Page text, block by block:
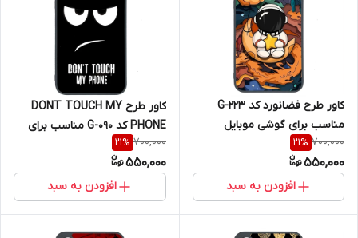
کاور طرح فضانورد کد G-223
مناسب برای گوشی موبایل
سامسونگ Galaxy A36
700,000
21%
550,000
افزودن به سبد
کاور طرح DONT TOUCH MY
PHONE کد G-090 مناسب برای
A36
700,000
21%
550,000
افزودن به سبد